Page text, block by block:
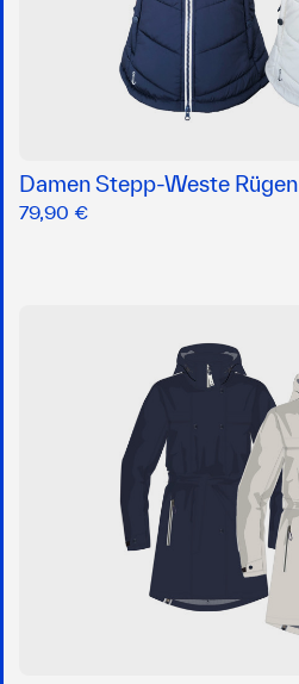
Damen Stepp-Weste Rügen
79,90 €